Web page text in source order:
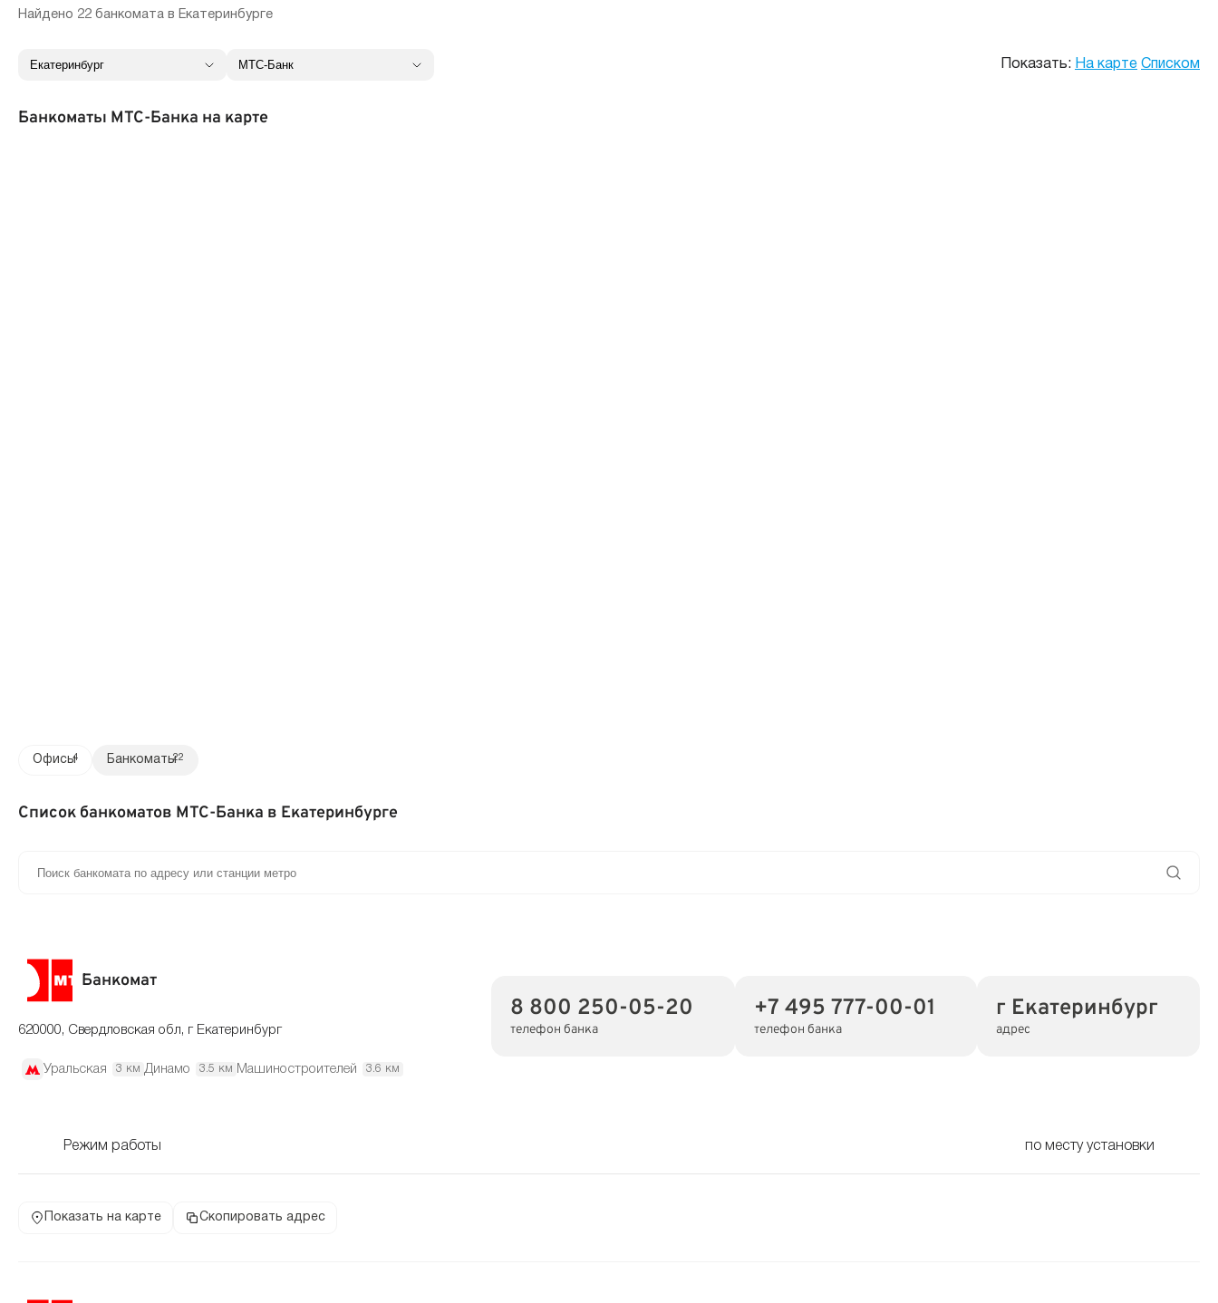
Найдено 22 банкомата в Екатеринбурге
Показать: На карте Списком
Банкоматы МТС-Банка на карте
Офисы4 Банкоматы22
Список банкоматов МТС-Банка в Екатеринбурге
Банкомат
620000, Свердловская обл, г Екатеринбург
Уральская 3 км Динамо 3.5 км Машиностроителей 3.6 км
8 800 250-05-20
телефон банка
+7 495 777-00-01
телефон банка
г Екатеринбург
адрес
Режим работы по месту установки
Показать на карте Скопировать адрес